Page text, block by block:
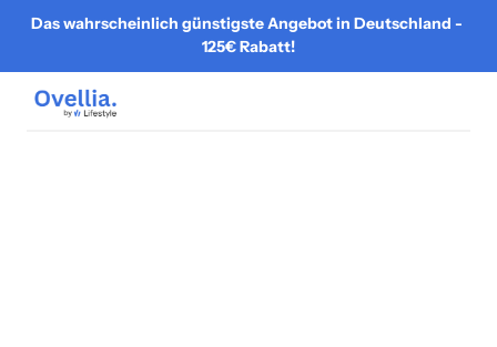
Das wahrscheinlich günstigste Angebot in Deutschland -
125€ Rabatt!